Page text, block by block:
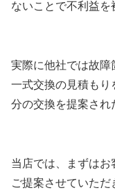
ないことで不利益を
実際に他社では故障
一式交換の見積もり
分の交換を提案され
当店では、まずは
ご提案させていた